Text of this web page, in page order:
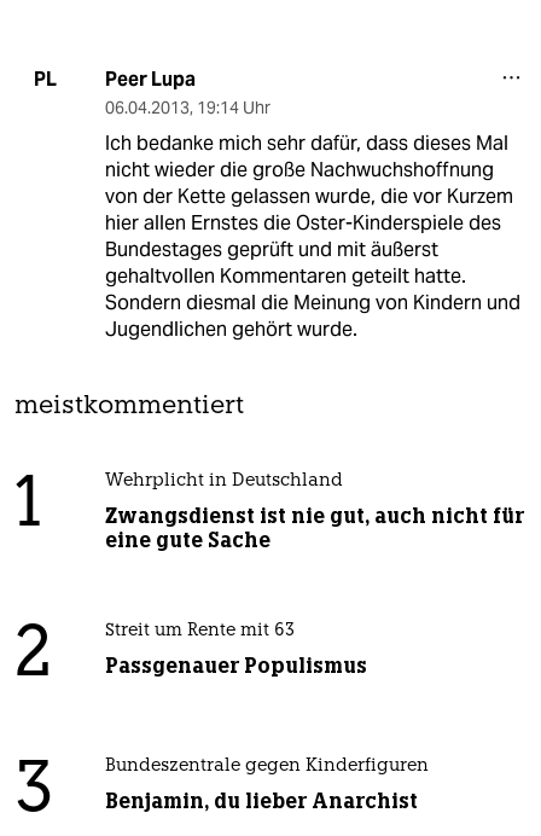
PL Peer Lupa
06.04.2013, 19:14 Uhr
Ich bedanke mich sehr dafür, dass dieses Mal
nicht wieder die große Nachwuchshoffnung
von der Kette gelassen wurde, die vor Kurzem
hier allen Ernstes die Oster-Kinderspiele des
Bundestages geprüft und mit äußerst
gehaltvollen Kommentaren geteilt hatte.
Sondern diesmal die Meinung von Kindern und
Jugendlichen gehört wurde.
meistkommentiert
1 Wehrplicht in Deutschland
Zwangsdienst ist nie gut, auch nicht für
eine gute Sache
2 Streit um Rente mit 63
Passgenauer Populismus
3 Bundeszentrale gegen Kinderfiguren
Benjamin, du lieber Anarchist